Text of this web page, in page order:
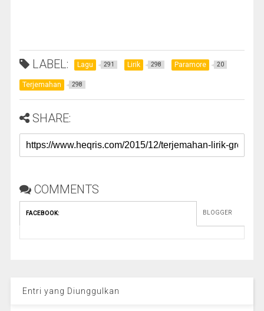
LABEL: Lagu 291 Lirik 298 Paramore 20
Terjemahan 298
SHARE:
COMMENTS
FACEBOOK: BLOGGER
Entri yang Diunggulkan